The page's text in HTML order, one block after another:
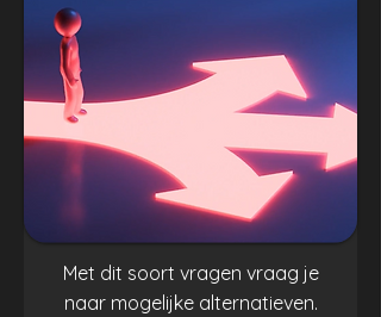
Met dit soort vragen vraag je
naar mogelijke alternatieven.